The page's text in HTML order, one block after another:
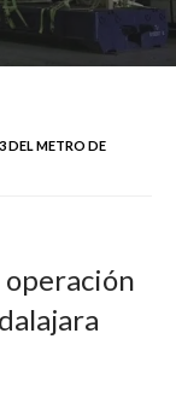
DEL METRO DE
operación